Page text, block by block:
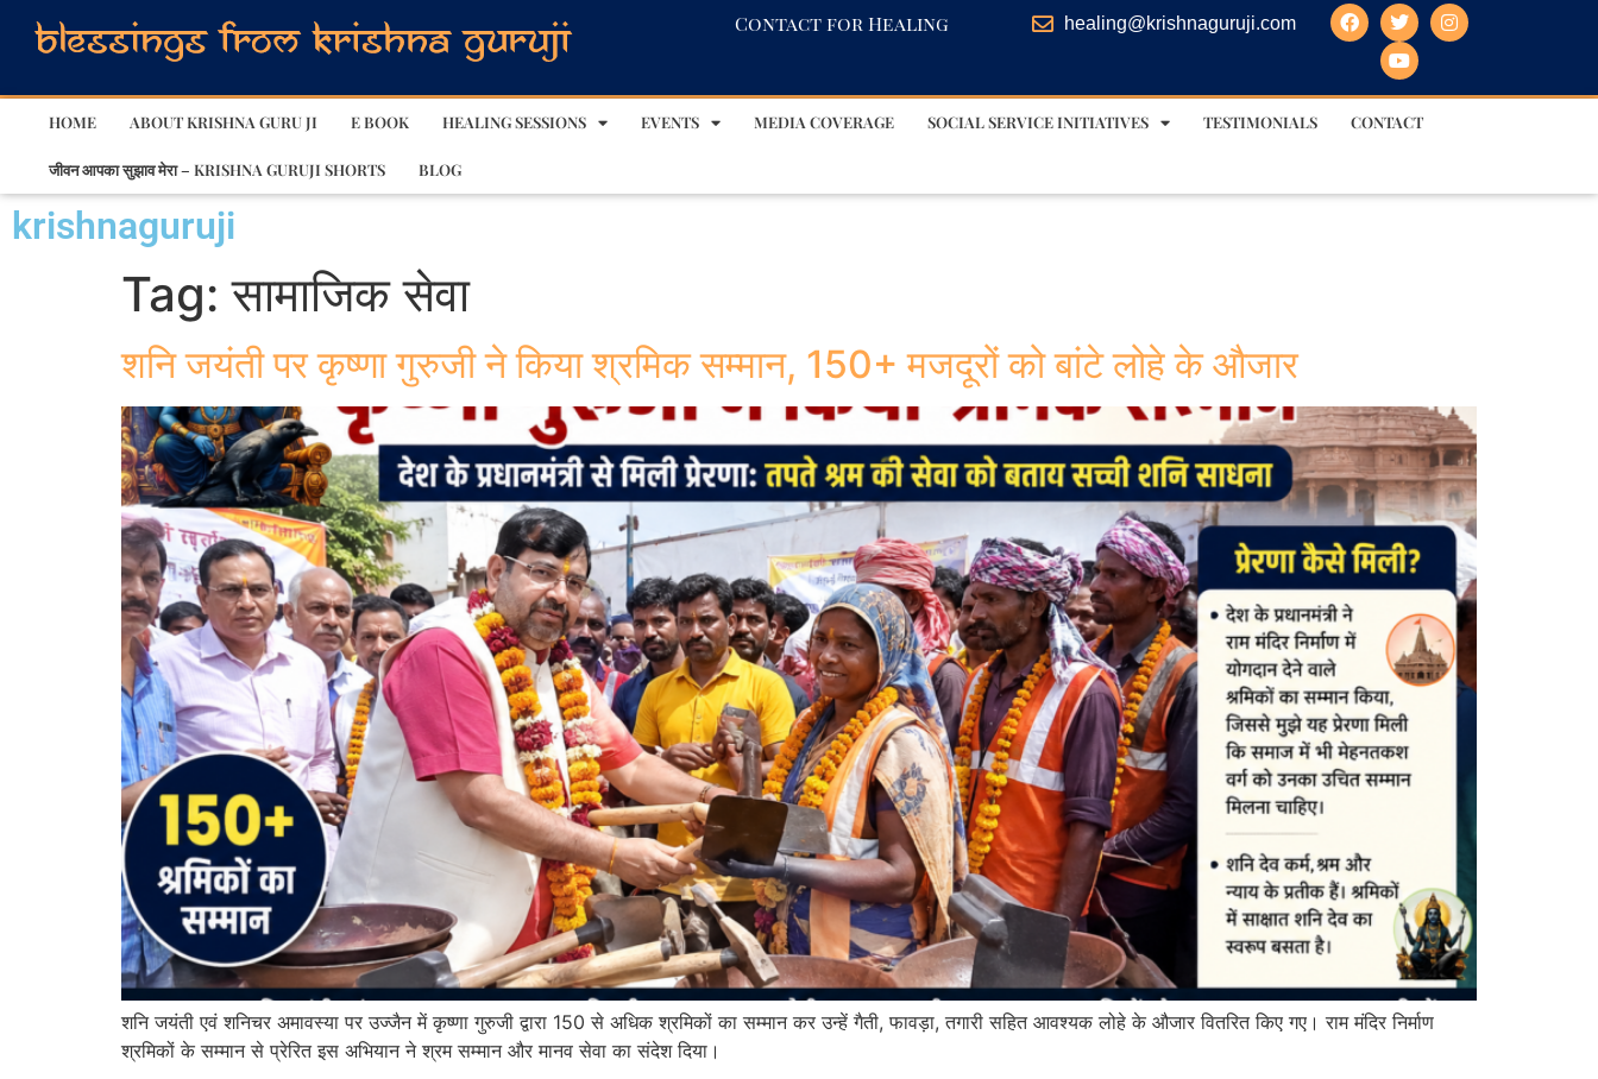
Contact for Healing healing@krishnaguruji.com
HOME ABOUT KRISHNA GURU JI E BOOK HEALING SESSIONS EVENTS MEDIA COVERAGE SOCIAL SERVICE INITIATIVES TESTIMONIALS CONTACT
जीवन आपका सुझाव मेरा – KRISHNA GURUJI SHORTS BLOG
krishnaguruji
Tag:सामाजिक सेवा
शनि जयंती पर कृष्णा गुरुजी ने किया श्रमिक सम्मान, 150+ मजदूरों को बांटे लोहे के औजार
शनि जयंती एवं शनिचर अमावस्या पर उज्जैन में कृष्णा गुरुजी द्वारा 150 से अधिक श्रमिकों का सम्मान कर उन्हें गैती, फावड़ा, तगारी सहित आवश्यक लोहे के औजार वितरित किए गए। राम मंदिर निर्माण
श्रमिकों के सम्मान से प्रेरित इस अभियान ने श्रम सम्मान और मानव सेवा का संदेश दिया।